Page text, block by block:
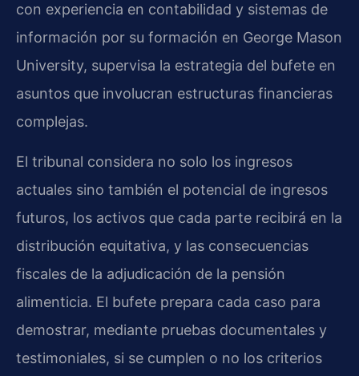
con experiencia en contabilidad y sistemas de
información por su formación en George Mason
University, supervisa la estrategia del bufete en
asuntos que involucran estructuras financieras
complejas.
El tribunal considera no solo los ingresos
actuales sino también el potencial de ingresos
futuros, los activos que cada parte recibirá en la
distribución equitativa, y las consecuencias
fiscales de la adjudicación de la pensión
alimenticia. El bufete prepara cada caso para
demostrar, mediante pruebas documentales y
testimoniales, si se cumplen o no los criterios